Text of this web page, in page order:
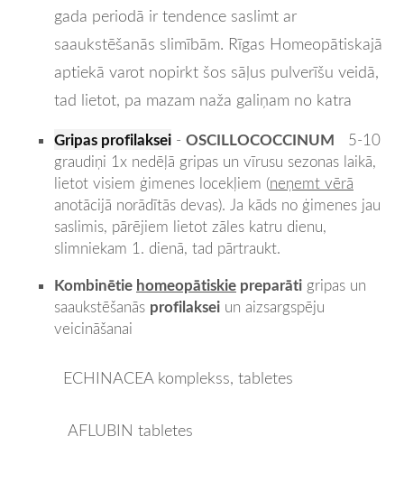
gada periodā ir tendence saslimt ar
saaukstēšanās slimībām. Rīgas Homeopātiskajā
aptiekā varot nopirkt šos sāļus pulverīšu veidā,
tad lietot, pa mazam naža galiņam no katra
Gripas profilaksei - OSCILLOCOCCINUM 5-10
graudiņi 1x nedēļā gripas un vīrusu sezonas laikā,
lietot visiem ģimenes locekļiem (neņemt vērā
anotācijā norādītās devas). Ja kāds no ģimenes jau
saslimis, pārējiem lietot zāles katru dienu,
slimniekam 1. dienā, tad pārtraukt.
Kombinētie homeopātiskie preparāti gripas un
saaukstēšanās profilaksei un aizsargspēju
veicināšanai
ECHINACEA komplekss, tabletes
AFLUBIN tabletes